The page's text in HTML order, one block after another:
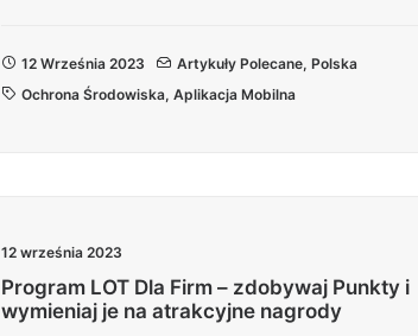
12 Września 2023 Artykuły Polecane, Polska
Ochrona Środowiska, Aplikacja Mobilna
12 września 2023
Program LOT Dla Firm – zdobywaj Punkty i
wymieniaj je na atrakcyjne nagrody